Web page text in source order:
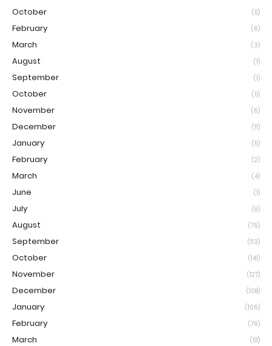
October (5)
February (6)
March (3)
August (1)
September (1)
October (5)
November (6)
December (11)
January (5)
February (2)
March (4)
June (1)
July (9)
August (76)
September (113)
October (141)
November (127)
December (108)
January (106)
February (76)
March (51)